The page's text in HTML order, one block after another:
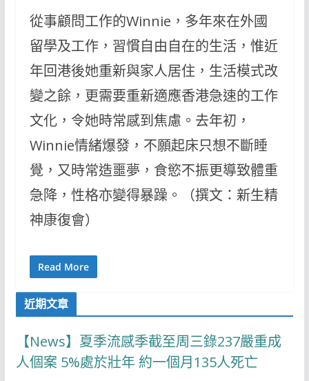
從事顧問工作的Winnie，多年來在外國
留學及工作，習慣自由自在的生活，惟近
年回港後她重新與家人居住，生活模式改
變之餘，更需要重新適應香港急速的工作
文化，令她時常感到焦慮。去年初，
Winnie情緒爆發，不願起床只想不斷睡
覺，又時常造噩夢，食慾不振更導致體重
急降，性格亦變得暴躁。（撰文：新生精
神康復會）
Read More
近期文章
【News】夏季流感季截至周三錄237嚴重成
人個案 5%處於壯年 約一個月135人死亡